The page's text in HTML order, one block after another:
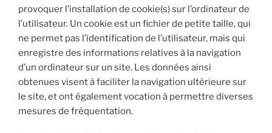
provoquer l’installation de cookie(s) sur l’ordinateur de
l’utilisateur. Un cookie est un fichier de petite taille, qui
ne permet pas l’identification de l’utilisateur, mais qui
enregistre des informations relatives à la navigation
d’un ordinateur sur un site. Les données ainsi
obtenues visent à faciliter la navigation ultérieure sur
le site, et ont également vocation à permettre diverses
mesures de fréquentation.